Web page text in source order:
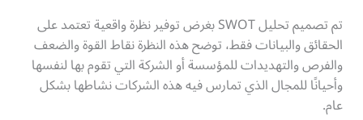
تم تصميم تحليل SWOT بغرض توفير نظرة واقعية تعتمد على
الحقائق والبيانات فقط، توضح هذه النظرة نقاط القوة والضعف
والفرص والتهديدات للمؤسسة أو الشركة التي تقوم بها لنفسها
وأحيانًا للمجال الذي تمارس فيه هذه الشركات نشاطها بشكل
عام.